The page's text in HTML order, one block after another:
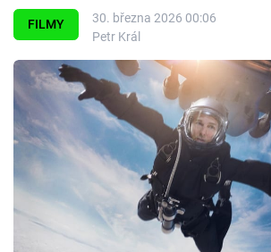
Témata
Filmy
Seriály
Hry
Cool Esport
Pořady
FILMY
30. března 2026 00:06
Petr Král